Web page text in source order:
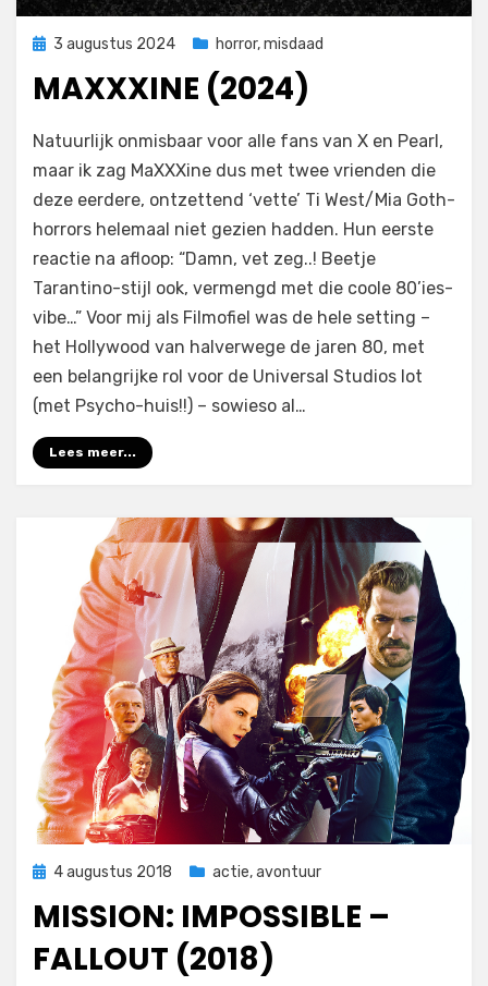
Geplaatst
3 augustus 2024 horror,misdaad
MAXXXINE (2024)
door Filmofiel.nl
Natuurlijk onmisbaar voor alle fans van X en Pearl,
maar ik zag MaXXXine dus met twee vrienden die
deze eerdere, ontzettend ‘vette’ Ti West/Mia Goth-
horrors helemaal niet gezien hadden. Hun eerste
reactie na afloop: “Damn, vet zeg..! Beetje
Tarantino-stijl ook, vermengd met die coole 80’ies-
vibe…” Voor mij als Filmofiel was de hele setting –
het Hollywood van halverwege de jaren 80, met
een belangrijke rol voor de Universal Studios lot
(met Psycho-huis!!) – sowieso al…
Lees meer...
Geplaatst
4 augustus 2018 actie,avontuur
MISSION: IMPOSSIBLE –
FALLOUT (2018)